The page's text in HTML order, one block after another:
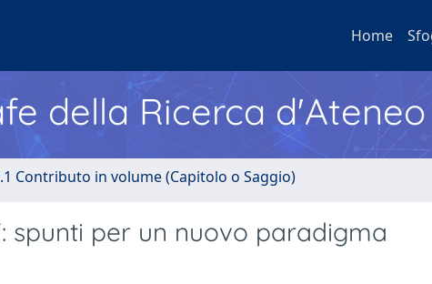
Home
della Ricerca d'Ateneo
Contributo in volume (Capitolo o Saggio)
spunti per un nuovo paradigma